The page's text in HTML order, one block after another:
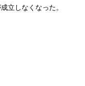
立しなくなった。